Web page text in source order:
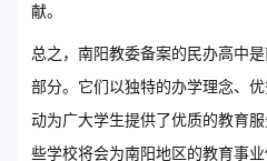
献。
总之，南阳教委备案的民办高中
部分。它们以独特的办学理念、
动为广大学生提供了优质的教育
些学校将会为南阳地区的教育事业